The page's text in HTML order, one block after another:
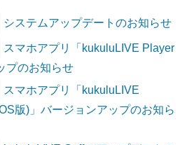
システムアップデートのお知らせ
スマホアプリ「kukuluLIVE Player
プのお知らせ
スマホアプリ「kukuluLIVE
版)」バージョンアップのお知ら